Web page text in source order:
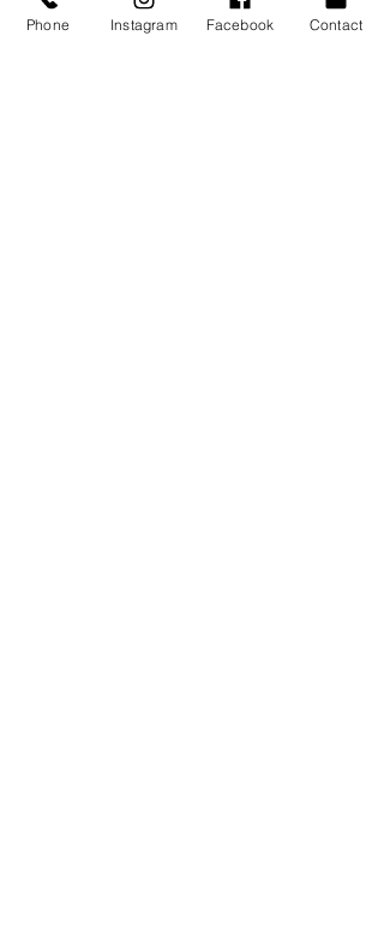
Phone Instagram Facebook Contact